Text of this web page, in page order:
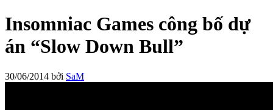
Insomniac Games công bố dự
án “Slow Down Bull”
30/06/2014 bởi SaM